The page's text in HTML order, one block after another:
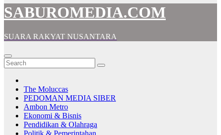
SABUROMEDIA.COM
SUARA RAKYAT NUSANTARA
The Moluccas
PEDOMAN MEDIA SIBER
Ambon Metro
Ekonomi & Bisnis
Pendidikan & Olahraga
Politik & Pemerintahan